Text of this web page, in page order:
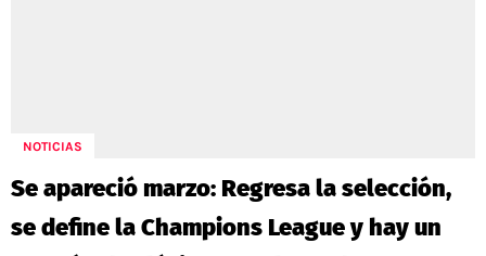
NOTICIAS
Se apareció marzo: Regresa la selección,
se define la Champions League y hay un